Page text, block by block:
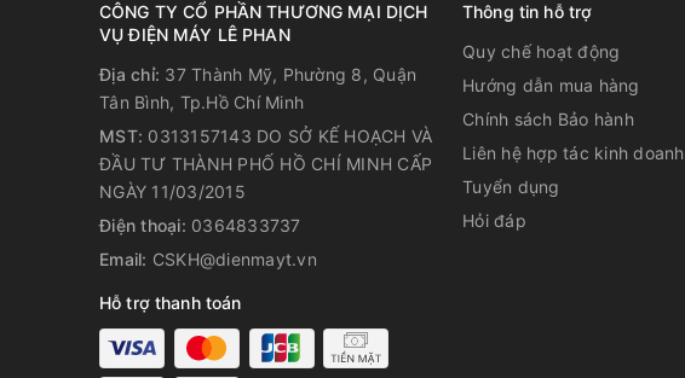
CÔNG TY CỔ PHẦN THƯƠNG MẠI DỊCH
VỤ ĐIỆN MÁY LÊ PHAN
Địa chỉ: 37 Thành Mỹ, Phường 8, Quận
Tân Bình, Tp.Hồ Chí Minh
MST: 0313157143 DO SỞ KẾ HOẠCH VÀ
ĐẦU TƯ THÀNH PHỐ HỒ CHÍ MINH CẤP
NGÀY 11/03/2015
Điện thoại: 0364833737
Email: CSKH@dienmayt.vn
Hỗ trợ thanh toán
Thông tin hỗ trợ
Quy chế hoạt động
Hướng dẫn mua hàng
Chính sách Bảo hành
Liên hệ hợp tác kinh doanh
Tuyển dụng
Hỏi đáp